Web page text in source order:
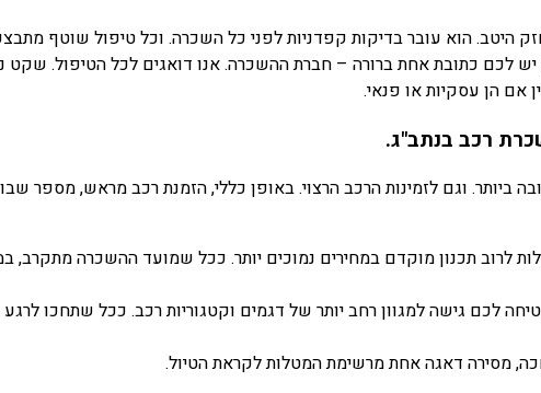
הוא עובר בדיקות קפדניות לפני כל השכרה. וכל טיפול שוטף
לכם כתובת אחת ברורה – חברת ההשכרה. אנו דואגים לכל הטיפול. שקט
הן עסקיות או פנאי.
רכב בנתב"ג.
ביותר. וגם לזמינות הרכב הרצוי. באופן כללי, הזמנת רכב מראש, מספר
לרוב תכנון מוקדם במחירים נמוכים יותר. ככל שמועד ההשכרה מתקרב,
לכם גישה למגוון רחב יותר של דגמים וקטגוריות רכב. ככל שתחכו לרגע
מסירה דאגה אחת מרשימת המטלות לקראת הטיול.